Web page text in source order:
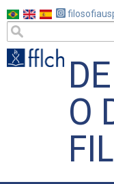
para
conteúdo
principal
O